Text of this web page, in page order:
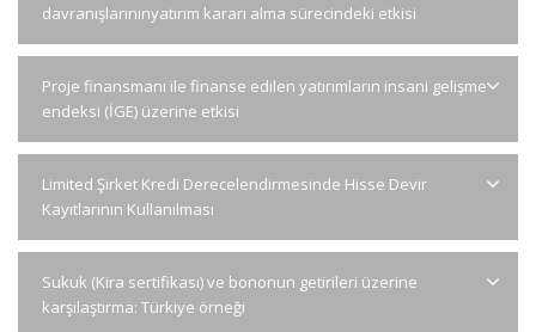
davranışlarınınyatırım kararı alma sürecindeki etkisi
Proje finansmanı ile finanse edilen yatırımların insani gelişme
endeksi (İGE) üzerine etkisi
Limited Şirket Kredi Derecelendirmesinde Hisse Devir
Kayıtlarının Kullanılması
Sukuk (Kira sertifikası) ve bononun getirileri üzerine
karşılaştırma: Türkiye örneği